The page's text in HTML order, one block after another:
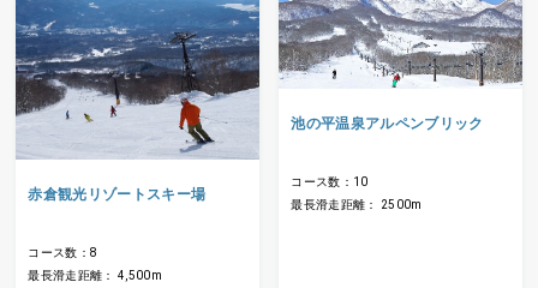
赤倉観光リゾートスキー場
コース数：8
最長滑走距離： 4,500m
池の平温泉アルペンブリック
コース数：10
最長滑走距離： 2500m